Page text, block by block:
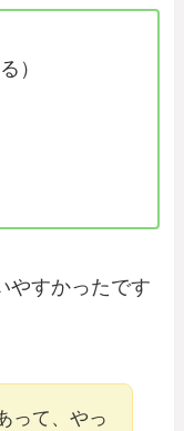
）
やすかったです
って、やっ